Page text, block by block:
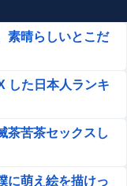
素晴らしいとこだ
した日本人ランキ
茶苦茶セックスし
に萌え絵を描けっ